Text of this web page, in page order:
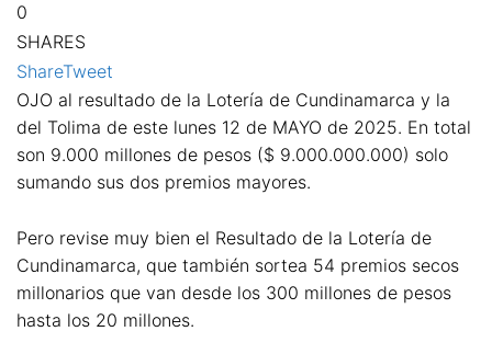
0
SHARES
ShareTweet
OJO al resultado de la Lotería de Cundinamarca y la
del Tolima de este lunes 12 de MAYO de 2025. En total
son 9.000 millones de pesos ($ 9.000.000.000) solo
sumando sus dos premios mayores.
Pero revise muy bien el Resultado de la Lotería de
Cundinamarca, que también sortea 54 premios secos
millonarios que van desde los 300 millones de pesos
hasta los 20 millones.